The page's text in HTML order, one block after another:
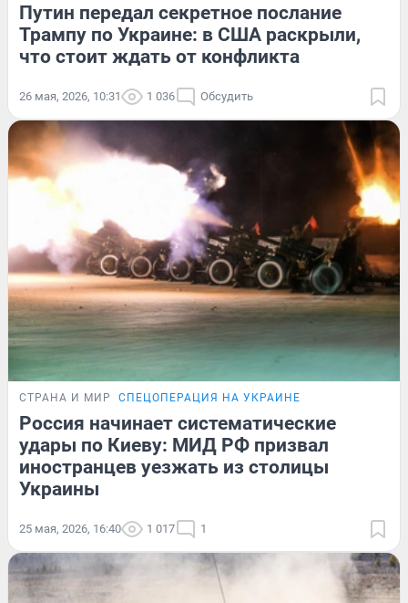
Путин передал секретное послание
Трампу по Украине: в США раскрыли,
что стоит ждать от конфликта
26 мая, 2026, 10:31 1 036 Обсудить
СТРАНА И МИР СПЕЦОПЕРАЦИЯ НА УКРАИНЕ
Россия начинает систематические
удары по Киеву: МИД РФ призвал
иностранцев уезжать из столицы
Украины
25 мая, 2026, 16:40 1 017 1